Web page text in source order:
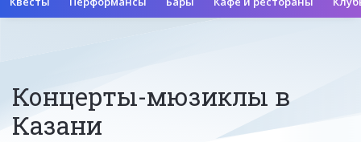
Концерты-мюзиклы в
Казани